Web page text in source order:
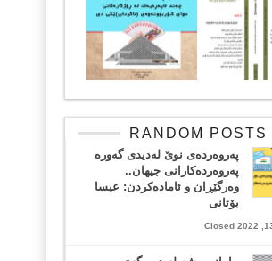
RANDOM POSTS
په‌روه‌رده‌ی نوێ له‌دیدی گه‌وره‌
په‌روه‌رده‌كارانی جیهان..
وه‌رگێڕان و ئاماده‌كردن: عیسا
بۆتانی ‌